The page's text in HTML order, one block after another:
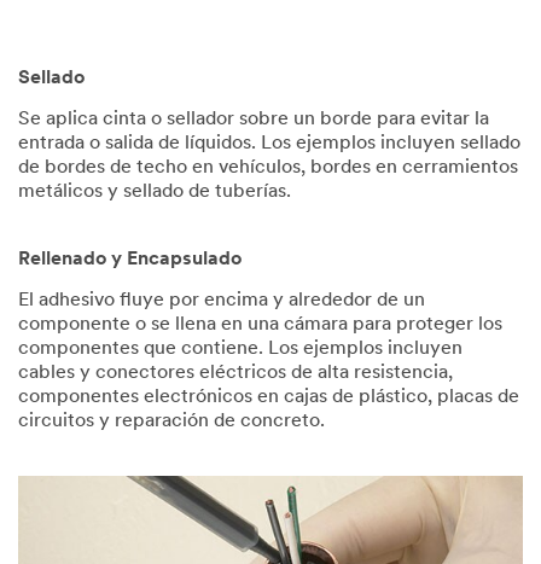
Sellado
Se aplica cinta o sellador sobre un borde para evitar la
entrada o salida de líquidos. Los ejemplos incluyen sellado
de bordes de techo en vehículos, bordes en cerramientos
metálicos y sellado de tuberías.
Rellenado y Encapsulado
El adhesivo fluye por encima y alrededor de un
componente o se llena en una cámara para proteger los
componentes que contiene. Los ejemplos incluyen
cables y conectores eléctricos de alta resistencia,
componentes electrónicos en cajas de plástico, placas de
circuitos y reparación de concreto.